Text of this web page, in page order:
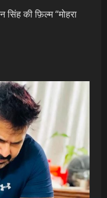
की फ़िल्म “मोहरा